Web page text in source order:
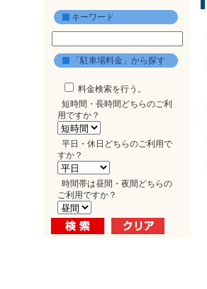
キーワード
「駐車場料金」から探す
料金検索を行う。
短時間・長時間どちらのご利
用ですか？
平日・休日どちらのご利用で
すか？
時間帯は昼間・夜間どちらの
ご利用ですか？